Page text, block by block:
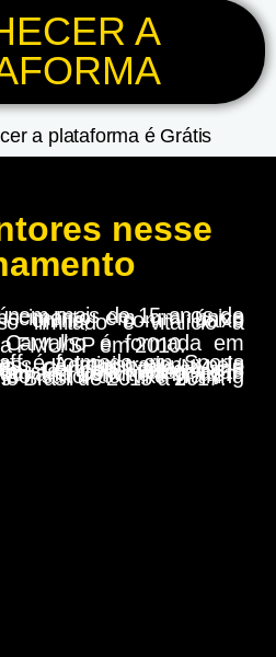
A
a plataforma é Grátis
nesse
Física pela FMU/SP em 2010.
and Conditioning Speacialista pela Associação Americana de Strength and Conditioning, além de ter atuado como Consultor do Nike Training Global Department no Brasil de 2015 a 2017.